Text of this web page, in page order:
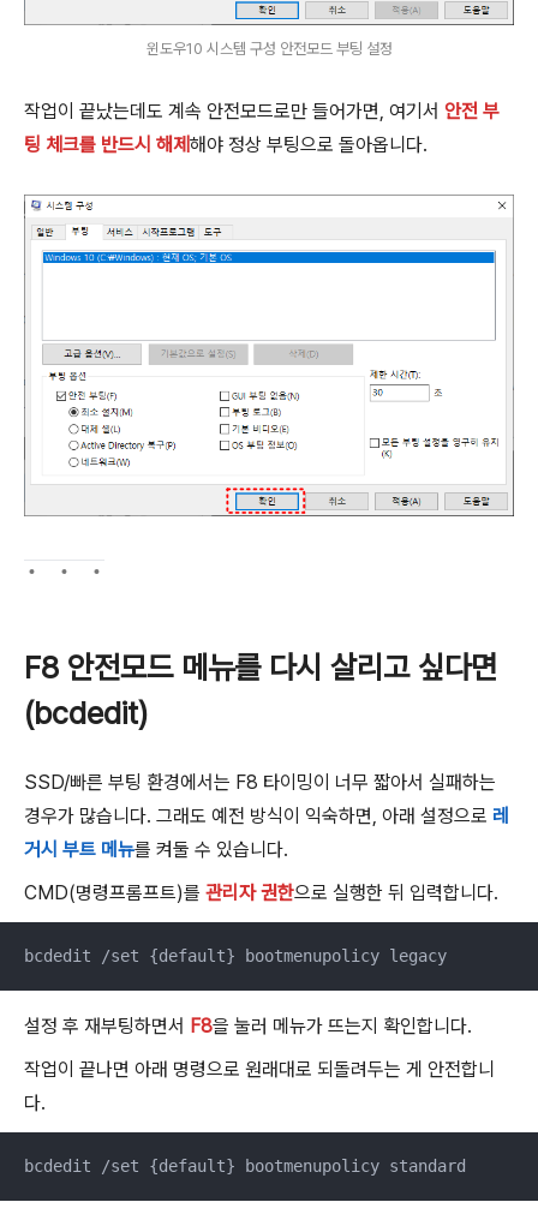
윈도우10 시스템 구성 안전모드 부팅 설정
작업이 끝났는데도 계속 안전모드로만 들어가면, 여기서 안전 부
팅 체크를 반드시 해제 해야 정상 부팅으로 돌아옵니다.
F8 안전모드 메뉴를 다시 살리고 싶다면
(bcdedit)
SSD/빠른 부팅 환경에서는 F8 타이밍이 너무 짧아서 실패하는
경우가 많습니다. 그래도 예전 방식이 익숙하면, 아래 설정으로 레
거시 부트 메뉴를 켜둘 수 있습니다.
CMD(명령프롬프트)를 관리자 권한으로 실행한 뒤 입력합니다.
bcdedit /set {default} bootmenupolicy legacy
설정 후 재부팅하면서 F8을 눌러 메뉴가 뜨는지 확인합니다.
작업이 끝나면 아래 명령으로 원래대로 되돌려두는 게 안전합니
다.
bcdedit /set {default} bootmenupolicy standard